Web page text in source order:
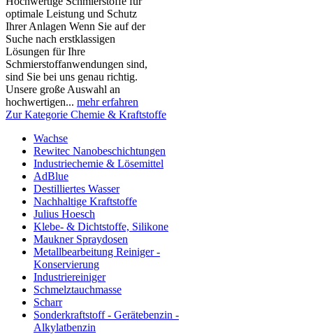
optimale Leistung und Schutz
Ihrer Anlagen Wenn Sie auf der
Suche nach erstklassigen
Lösungen für Ihre
Schmierstoffanwendungen sind,
sind Sie bei uns genau richtig.
Unsere große Auswahl an
hochwertigen... mehr erfahren
Zur Kategorie Chemie & Kraftstoffe
Wachse
Rewitec Nanobeschichtungen
Industriechemie & Lösemittel
AdBlue
Destilliertes Wasser
Nachhaltige Kraftstoffe
Julius Hoesch
Klebe- & Dichtstoffe, Silikone
Maukner Spraydosen
Metallbearbeitung Reiniger -
Konservierung
Industriereiniger
Schmelztauchmasse
Scharr
Sonderkraftstoff - Gerätebenzin -
Alkylatbenzin